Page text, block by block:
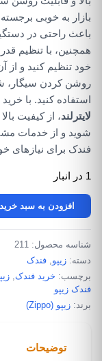
بازار به خوبی
باعث راحتی در
همچنین، با تنظیم
خود تنظیم کنید و از
روشن کردن سیگار،
استفاده کنید. با خرید
لایترلند، از کیفیت
شوید و از خدمات
فندک برای نیازهای
1 در انبار
فندک زیپو کد 211 عدد
افزودن به سبد خرید
شناسه محصول: 211
دسته: زیپو فندک
برچسب: خرید فندک
فندک زیپو
برند: زیپو (Zippo)
توضیحات